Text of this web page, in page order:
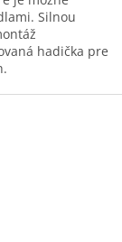
Silnou
hadička pre